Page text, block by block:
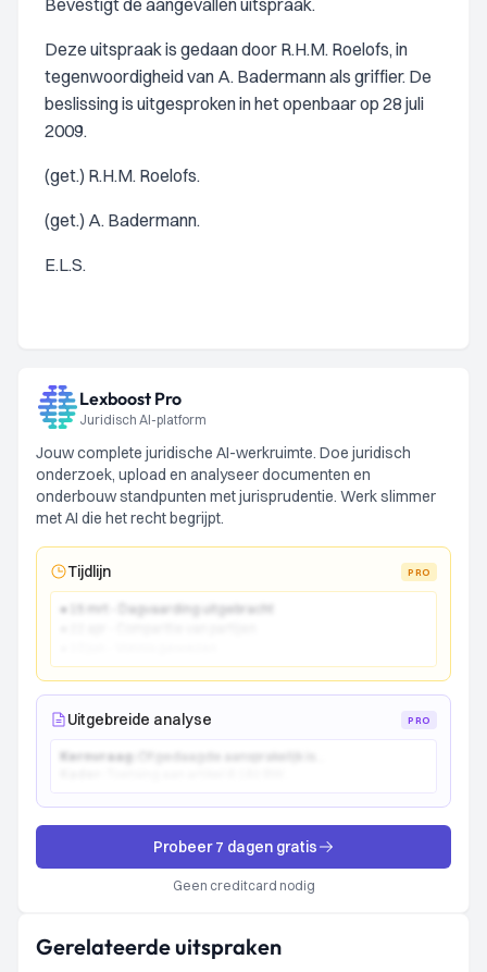
Bevestigt de aangevallen uitspraak.
Deze uitspraak is gedaan door R.H.M. Roelofs, in
tegenwoordigheid van A. Badermann als griffier. De
beslissing is uitgesproken in het openbaar op 28 juli
2009.
(get.) R.H.M. Roelofs.
(get.) A. Badermann.
E.L.S.
Lexboost Pro
Juridisch AI-platform
Jouw complete juridische AI-werkruimte. Doe juridisch
onderzoek, upload en analyseer documenten en
onderbouw standpunten met jurisprudentie. Werk slimmer
met AI die het recht begrijpt.
Tijdlijn PRO
● 15 mrt - Dagvaarding uitgebracht
Uitgebreide analyse PRO
Kernvraag:
Probeer 7 dagen gratis
Geen creditcard nodig
Gerelateerde uitspraken